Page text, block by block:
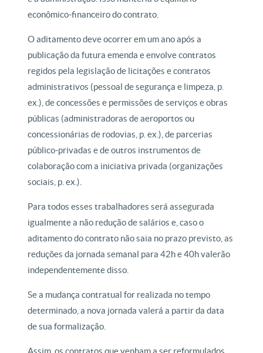
econômico-financeiro do contrato.
O aditamento deve ocorrer em um ano após a
publicação da futura emenda e envolve contratos
regidos pela legislação de licitações e contratos
administrativos (pessoal de segurança e limpeza, p.
ex.), de concessões e permissões de serviços e obras
públicas (administradoras de aeroportos ou
concessionárias de rodovias, p. ex.), de parcerias
público-privadas e de outros instrumentos de
colaboração com a iniciativa privada (organizações
sociais, p. ex.).
Para todos esses trabalhadores será assegurada
igualmente a não redução de salários e, caso o
aditamento do contrato não saia no prazo previsto, as
reduções da jornada semanal para 42h e 40h valerão
independentemente disso.
Se a mudança contratual for realizada no tempo
determinado, a nova jornada valerá a partir da data
de sua formalização.